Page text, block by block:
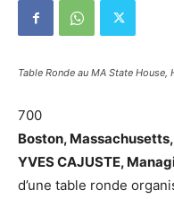
Table Ronde au MA State House,
700
Boston,
YVES CAJUSTE,
d’une table ronde